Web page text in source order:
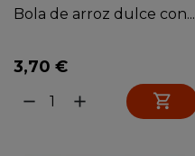
Bola de arroz dulce con...
3,70 €
remove add 